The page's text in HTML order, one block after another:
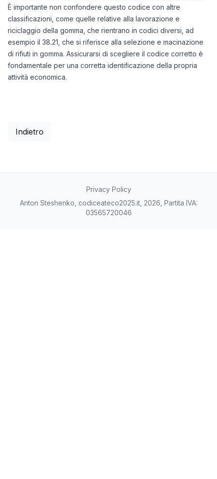
È importante non confondere questo codice con altre
classificazioni, come quelle relative alla lavorazione e
riciclaggio della gomma, che rientrano in codici diversi, ad
esempio il 38.21, che si riferisce alla selezione e macinazione
di rifiuti in gomma. Assicurarsi di scegliere il codice corretto è
fondamentale per una corretta identificazione della propria
attività economica.
Indietro
Privacy Policy
Anton Steshenko, codiceateco2025.it, 2026, Partita IVA:
03565720046